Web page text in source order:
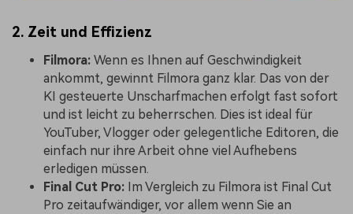
2. Zeit und Effizienz
Filmora: Wenn es Ihnen auf Geschwindigkeit
ankommt, gewinnt Filmora ganz klar. Das von der
KI gesteuerte Unscharfmachen erfolgt fast sofort
und ist leicht zu beherrschen. Dies ist ideal für
YouTuber, Vlogger oder gelegentliche Editoren, die
einfach nur ihre Arbeit ohne viel Aufhebens
erledigen müssen.
Final Cut Pro: Im Vergleich zu Filmora ist Final Cut
Pro zeitaufwändiger, vor allem wenn Sie an